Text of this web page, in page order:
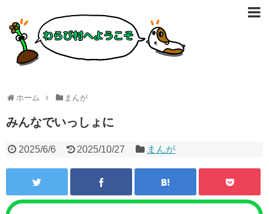
ホーム まんが
みんなでいっしょに
2025/6/6 2025/10/27 まんが